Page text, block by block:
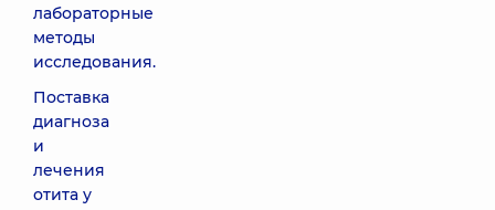
лабораторные
методы
исследования.
Поставка
диагноза
и
лечения
отита у